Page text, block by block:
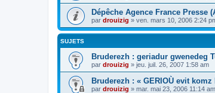
Dépêche Agence France Presse
par drouizig » ven. mars 10, 2006 2:24
SUJETS
Bruderezh : geriadur gwenedeg
par drouizig » jeu. juil. 26, 2007 1:58 am
Bruderezh : « GERIOÙ evit
par drouizig » mar. mai 23, 2006 11:14 am